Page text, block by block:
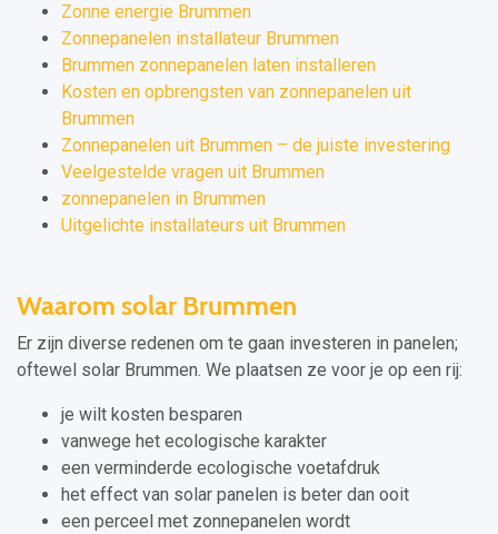
Zonne energie Brummen
Zonnepanelen installateur Brummen
Brummen zonnepanelen laten installeren
Kosten en opbrengsten van zonnepanelen uit
Brummen
Zonnepanelen uit Brummen – de juiste investering
Veelgestelde vragen uit Brummen
zonnepanelen in Brummen
Uitgelichte installateurs uit Brummen
Waarom solar Brummen
Er zijn diverse redenen om te gaan investeren in panelen;
oftewel solar Brummen. We plaatsen ze voor je op een rij:
je wilt kosten besparen
vanwege het ecologische karakter
een verminderde ecologische voetafdruk
het effect van solar panelen is beter dan ooit
een perceel met zonnepanelen wordt